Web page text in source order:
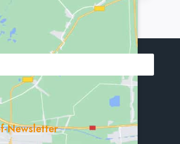
Newsletter